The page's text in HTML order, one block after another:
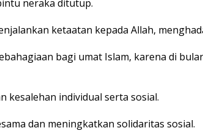
neraka ditutup.
ketaatan kepada Allah,
bagi umat Islam, karena di
kesalehan individual serta sosial.
dan meningkatkan solidaritas sosial.